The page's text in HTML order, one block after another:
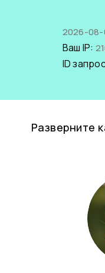
2026-08-
Ваш IP:
ID
Разверните